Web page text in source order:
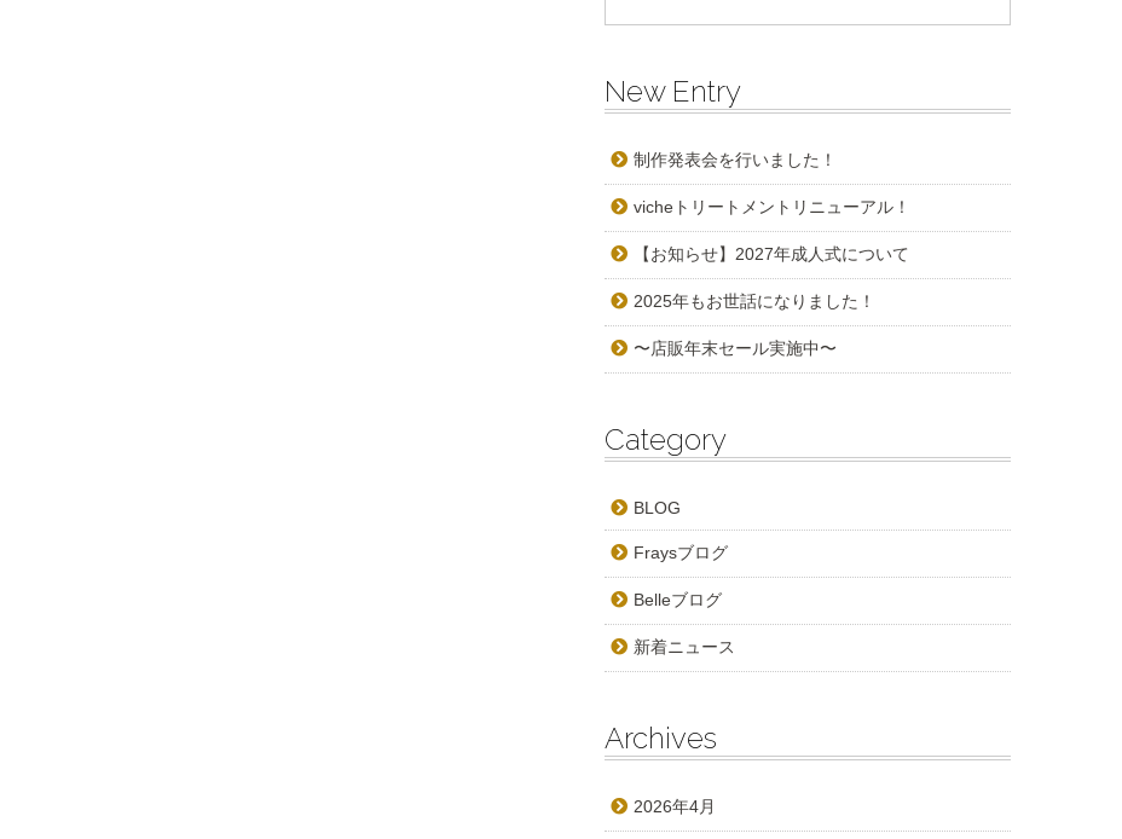
New Entry
制作発表会を行いました！
vicheトリートメントリニューアル！
【お知らせ】2027年成人式について
2025年もお世話になりました！
〜店販年末セール実施中〜
Category
BLOG
Fraysブログ
Belleブログ
新着ニュース
Archives
2026年4月